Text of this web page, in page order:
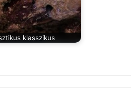
klasszikus